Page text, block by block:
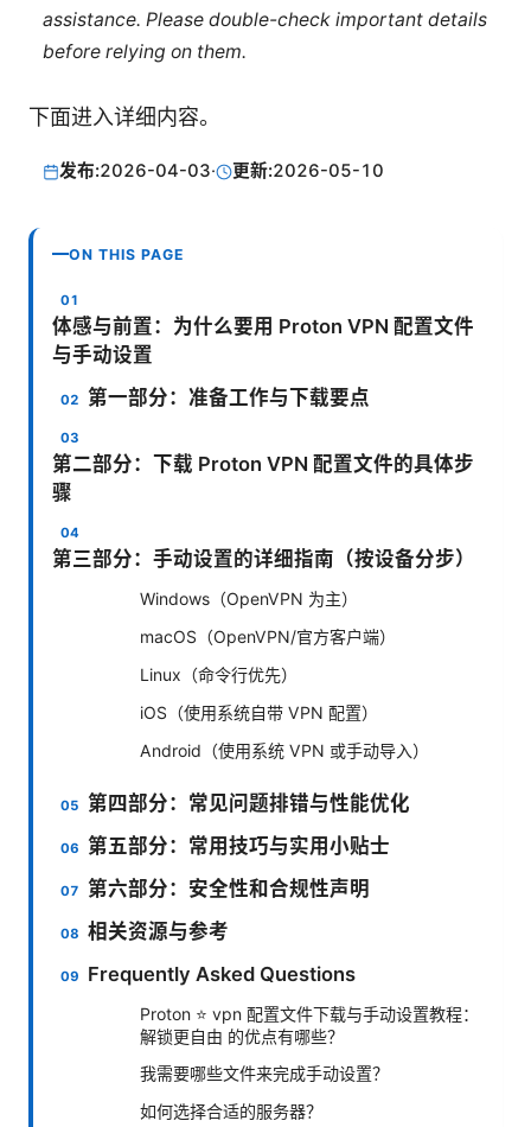
assistance. Please double-check important details
before relying on them.
下面进入详细内容。
发布:2026-04-03· 更新:2026-05-10
ON THIS PAGE
体感与前置：为什么要用 Proton VPN 配置文件
与手动设置
第一部分：准备工作与下载要点
第二部分：下载 Proton VPN 配置文件的具体步
骤
第三部分：手动设置的详细指南（按设备分步）
Windows（OpenVPN 为主）
macOS（OpenVPN/官方客户端）
Linux（命令行优先）
iOS（使用系统自带 VPN 配置）
Android（使用系统 VPN 或手动导入）
第四部分：常见问题排错与性能优化
第五部分：常用技巧与实用小贴士
第六部分：安全性和合规性声明
相关资源与参考
Frequently Asked Questions
Proton ⭐ vpn 配置文件下载与手动设置教程：
解锁更自由 的优点有哪些？
我需要哪些文件来完成手动设置？
如何选择合适的服务器？